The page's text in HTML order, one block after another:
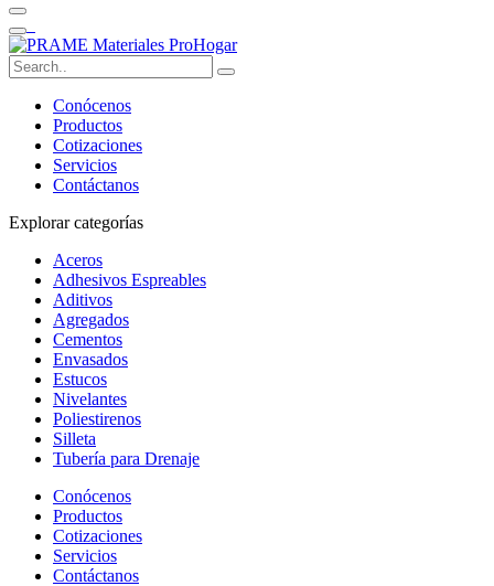
Conócenos
Productos
Cotizaciones
Servicios
Contáctanos
Explorar categorías
Aceros
Adhesivos Espreables
Aditivos
Agregados
Cementos
Envasados
Estucos
Nivelantes
Poliestirenos
Silleta
Tubería para Drenaje
Conócenos
Productos
Cotizaciones
Servicios
Contáctanos